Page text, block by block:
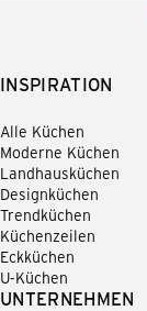
INSPIRATION
Alle Küchen
Moderne Küchen
Landhausküchen
Designküchen
Trendküchen
Küchenzeilen
Eckküchen
U-Küchen
UNTERNEHMEN